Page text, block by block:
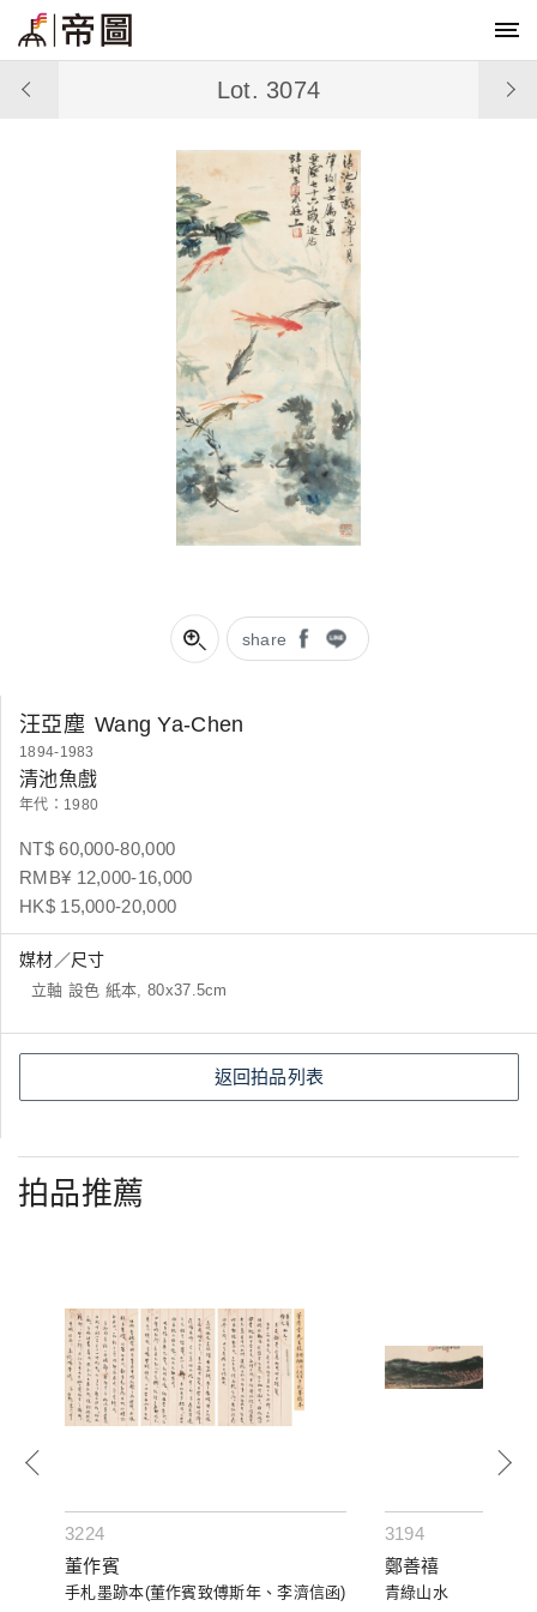
share
Lot. 3074
汪亞塵 Wang Ya-Chen
1894-1983
清池魚戲
年代：1980
NT$ 60,000-80,000
RMB¥ 12,000-16,000
HK$ 15,000-20,000
媒材／尺寸
立軸 設色 紙本, 80x37.5cm
返回拍品列表
拍品推薦
3224
董作賓
手札墨跡本(董作賓致傅斯年、李濟信函)
3194
鄭善禧
青綠山水